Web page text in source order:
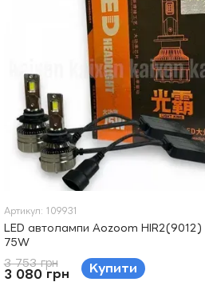
Артикул: 109931
LED автолампи Aozoom
75W
3 753 грн
3 080 грн Купити